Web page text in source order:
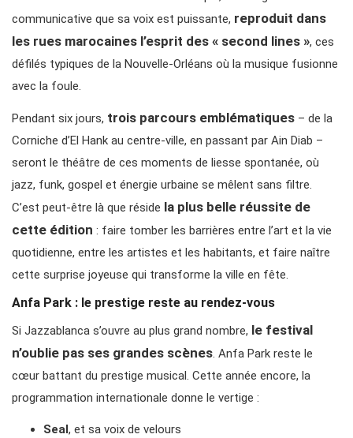
communicative que sa voix est puissante, reproduit dans
les rues marocaines l’esprit des « second lines », ces
défilés typiques de la Nouvelle-Orléans où la musique fusionne
avec la foule.
Pendant six jours, trois parcours emblématiques – de la
Corniche d’El Hank au centre-ville, en passant par Ain Diab –
seront le théâtre de ces moments de liesse spontanée, où
jazz, funk, gospel et énergie urbaine se mêlent sans filtre.
C’est peut-être là que réside la plus belle réussite de
cette édition : faire tomber les barrières entre l’art et la vie
quotidienne, entre les artistes et les habitants, et faire naître
cette surprise joyeuse qui transforme la ville en fête.
Anfa Park : le prestige reste au rendez-vous
Si Jazzablanca s’ouvre au plus grand nombre, le festival
n’oublie pas ses grandes scènes. Anfa Park reste le
cœur battant du prestige musical. Cette année encore, la
programmation internationale donne le vertige :
Seal, et sa voix de velours